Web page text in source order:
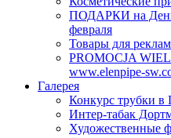
ПОДАРКИ на День
февраля
Товары для
PROMOCJA
www.elenpipe-
Галерея
Конкурс трубки в
Интер-табак
Художественные